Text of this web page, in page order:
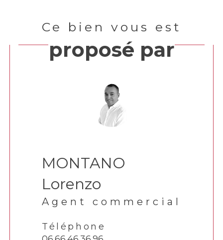
Ce bien vous est
proposé par
MONTANO
Lorenzo
Agent commercial
Téléphone